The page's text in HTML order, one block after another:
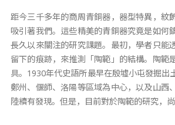
距今三千多年的商周青銅器，器型特異，紋
吸引著我們。這些精美的青銅器究竟是如何
長久以來關注的研究課題。最初，學者只能
留下的痕跡，來推測「陶範」的結構。陶範
具。1930年代史語所最早在殷墟小屯發掘出
鄭州、偃師、洛陽等區域為中心，以及山西
陸續有發現。但是，目前對於陶範的研究，尚